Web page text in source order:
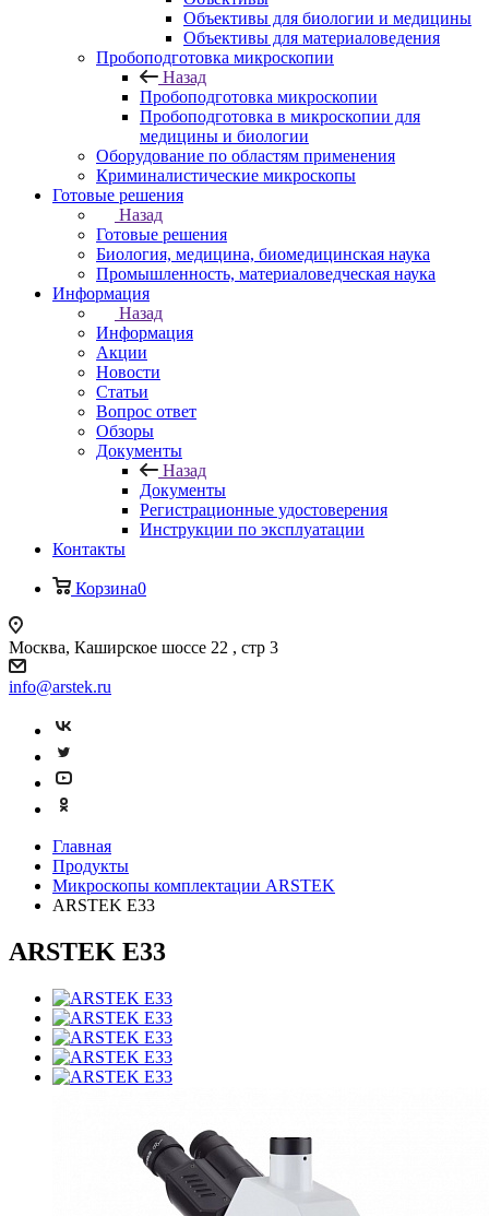
Объективы для биологии и медицины
Объективы для материаловедения
Пробоподготовка микроскопии
Назад
Пробоподготовка микроскопии
Пробоподготовка в микроскопии для
медицины и биологии
Оборудование по областям применения
Криминалистические микроскопы
Готовые решения
Назад
Готовые решения
Биология, медицина, биомедицинская наука
Промышленность, материаловедческая наука
Информация
Назад
Информация
Акции
Новости
Статьи
Вопрос ответ
Обзоры
Документы
Назад
Документы
Регистрационные удостоверения
Инструкции по эксплуатации
Контакты
Корзина0
Москва, Каширское шоссе 22 , стр 3
info@arstek.ru
Главная
Продукты
Микроскопы комплектации ARSTEK
ARSTEK E33
ARSTEK E33